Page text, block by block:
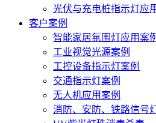
光伏与充电桩指示灯应
客户案例
智能家居氛围灯应用案例
工业视觉光源案例
工控设备指示灯案例
交通指示灯案例
无人机应用案例
消防、安防、铁路信号